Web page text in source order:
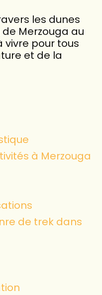
les dunes
de Merzouga au
vivre pour tous
et de la
à Merzouga
de trek dans